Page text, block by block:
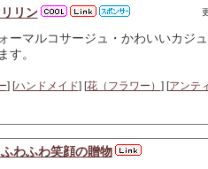
リン
ーマルコサージュ・かわいいカジ
す。
] [ハンドメイド] [花（フラワー） ] [アンテ
ふわ笑顔の贈物